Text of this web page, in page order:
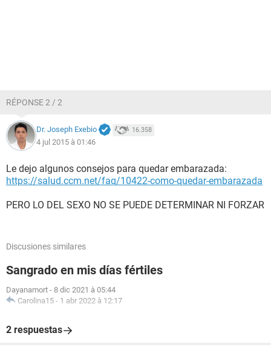
RÉPONSE 2 / 2
Dr. Joseph Exebio 16.358
4 jul 2015 à 01:46
Le dejo algunos consejos para quedar embarazada:
https://salud.ccm.net/faq/10422-como-quedar-embarazada
PERO LO DEL SEXO NO SE PUEDE DETERMINAR NI FORZAR
Discusiones similares
Sangrado en mis días fértiles
Dayanamort - 8 dic 2021 à 05:44
Carolina15 - 1 abr 2022 à 12:17
2 respuestas